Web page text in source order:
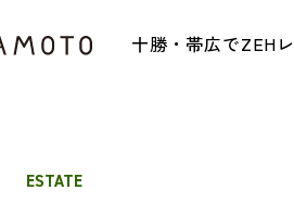
十勝・帯広でZEH
ESTATE